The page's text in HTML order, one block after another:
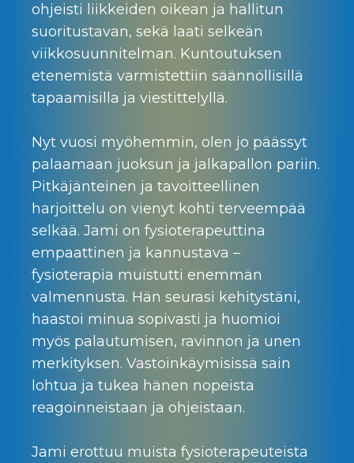
ohjeisti liikkeiden oikean ja hallitun
suoritustavan, sekä laati selkeän
viikkosuunnitelman. Kuntoutuksen
etenemistä varmistettiin säännöllisillä
tapaamisilla ja viestittelyllä.
Nyt vuosi myöhemmin, olen jo päässyt
palaamaan juoksun ja jalkapallon pariin.
Pitkäjänteinen ja tavoitteellinen
harjoittelu on vienyt kohti terveempää
selkää. Jami on fysioterapeuttina
empaattinen ja kannustava –
fysioterapia muistutti enemmän
valmennusta. Hän seurasi kehitystäni,
haastoi minua sopivasti ja huomioi
myös palautumisen, ravinnon ja unen
merkityksen. Vastoinkäymisissä sain
lohtua ja tukea hänen nopeista
reagoinneistaan ja ohjeistaan.
Jami erottuu muista fysioterapeuteista